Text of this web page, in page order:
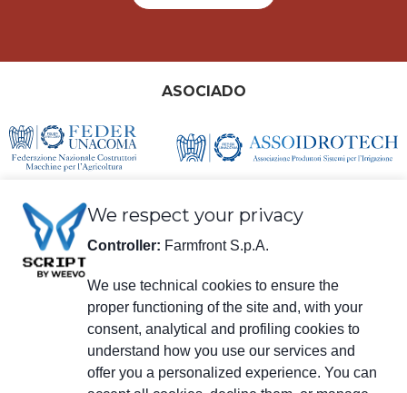
ASOCIADO
Farmfront S.p.A.
Planta y Domicilio social: Via S. Eusebio 7, 41014 Castelvetro di Modena
We respect your privacy
Controller: Farmfront S.p.A.
We use technical cookies to ensure the
proper functioning of the site and, with your
consent, analytical and profiling cookies to
understand how you use our services and
offer you a personalized experience. You can